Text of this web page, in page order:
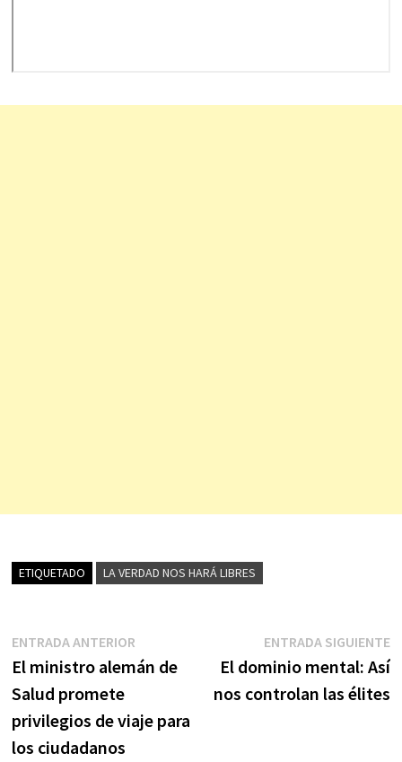
ETIQUETADO LA VERDAD NOS HARÁ LIBRES
Navegación
de
entradas
ENTRADA ANTERIOREntrada
anterior:
El ministro alemán de
Salud promete
privilegios de viaje para
los ciudadanos
ENTRADA SIGUIENTE
El dominio mental: Así
nos controlan las élites